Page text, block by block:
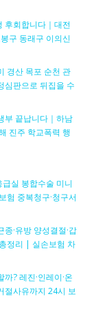
후회합니다｜대전
구 동래구 이의신
경산 목포 순천 관
심판으로 뒤집을 수
부 끝납니다｜하남
진주 학교폭력 행
실 봉합수술 미니
험 중복청구·청구서
·유방 양성결절·갑
정리 | 실손보험 차
? 레진·인레이·온
절사유까지 24시 보